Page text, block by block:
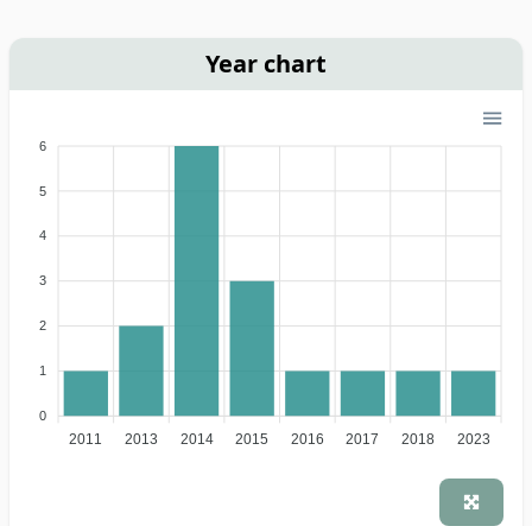
Year chart
6
5
4
3
2
1
0
2011 2013 2014 2015 2016 2017 2018 2023